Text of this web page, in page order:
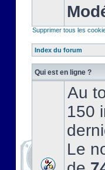
Supprimer tous les
Index du forum
Qui est en ligne ?
Au
150
Le